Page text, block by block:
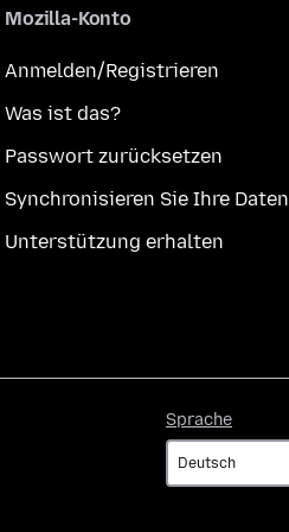
Mozilla-Konto
Anmelden/Registrieren
Was ist das?
Passwort zurücksetzen
Synchronisieren Sie Ihre Daten
Unterstützung erhalten
Sprache